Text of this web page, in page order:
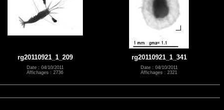
rg20110921_1_209
Date : 04/10/2011
Affichages : 2736
rg20110921_1_341
Date : 04/10/2011
Affichages : 2321